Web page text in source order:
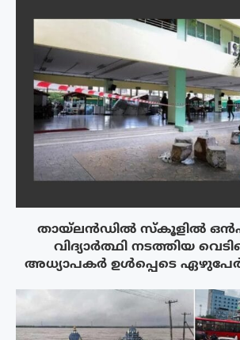
തായ്‌ലൻഡിൽ സ്കൂളിൽ
വിദ്യാർത്ഥി നടത്തിയ
അധ്യാപകർ ഉൾപ്പെടെ ഏഴുപേർ